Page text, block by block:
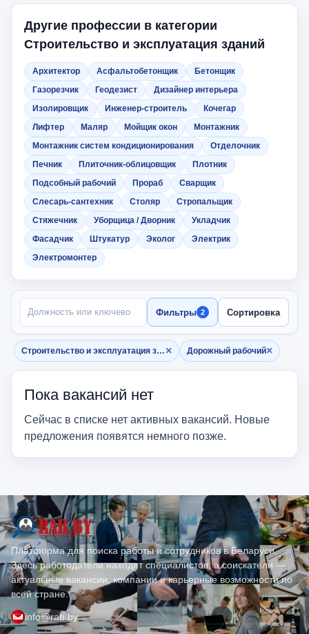
Другие профессии в категории
Строительство и эксплуатация зданий
Архитектор Асфальтобетонщик
Бетонщик
Газорезчик
Геодезист
Дизайнер интерьера
Изолировщик
Инженер-строитель
Кочегар
Лифтер
Маляр Мойщик окон
Монтажник
Монтажник систем кондиционирования
Отделочник
Печник
Плиточник-облицовщик
Плотник
Подсобный рабочий
Прораб
Сварщик
Слесарь-сантехник
Столяр
Стропальщик
Стяжечник
Уборщица / Дворник
Укладчик
Фасадчик
Штукатур Эколог
Электрик
Электромонтер
ПОИСК ПО НАЗВАНИЮ
Фильтры 2 Сортировка
Строительство и эксплуатация зданий ×
Убрать фильтр
Дорожный рабочий×
Убрать фильтр
Пока вакансий нет
Сейчас в списке нет активных вакансий. Новые
предложения появятся немного позже.
Платформа для поиска работы и сотрудников в Беларуси.
Здесь работодатели находят специалистов, а соискатели —
актуальные вакансии, компании и карьерные возможности по
всей стране.
info@rab.by